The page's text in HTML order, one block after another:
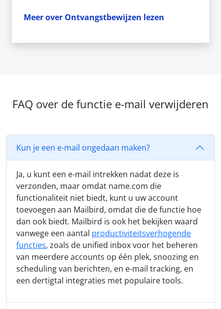
Meer over Ontvangstbewijzen lezen
FAQ over de functie e-mail verwijderen
Kun je een e-mail ongedaan maken?
Ja, u kunt een e-mail intrekken nadat deze is
verzonden, maar omdat name.com die
functionaliteit niet biedt, kunt u uw account
toevoegen aan Mailbird, omdat die de functie hoe
dan ook biedt. Mailbird is ook het bekijken waard
vanwege een aantal productiviteitsverhogende
functies, zoals de unified inbox voor het beheren
van meerdere accounts op één plek, snoozing en
scheduling van berichten, en e-mail tracking, en
een dertigtal integraties met populaire tools.